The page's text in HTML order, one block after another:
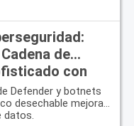
de
con
Defender y botnets
desechable mejora
datos.